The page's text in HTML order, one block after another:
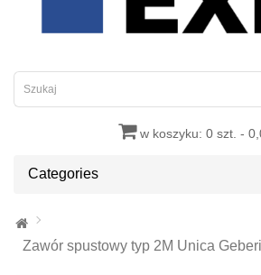
w koszyku: 0 szt. -
Categories
Zawór spustowy typ 2M Unica